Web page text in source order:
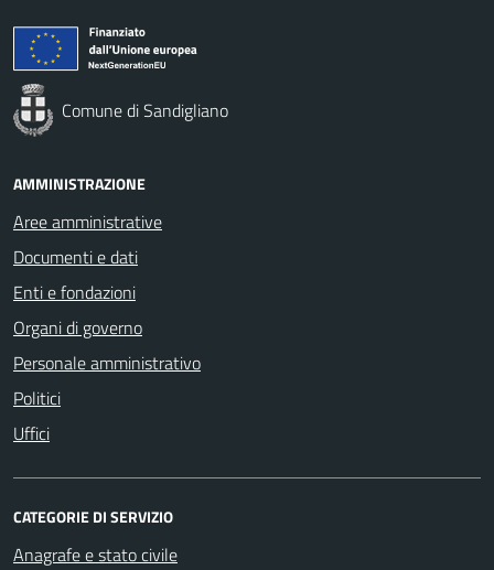
Comune di Sandigliano
AMMINISTRAZIONE
Aree amministrative
Documenti e dati
Enti e fondazioni
Organi di governo
Personale amministrativo
Politici
Uffici
CATEGORIE DI SERVIZIO
Anagrafe e stato civile